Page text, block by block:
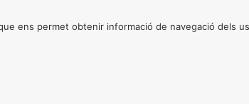
ens permet obtenir informació de navegació dels